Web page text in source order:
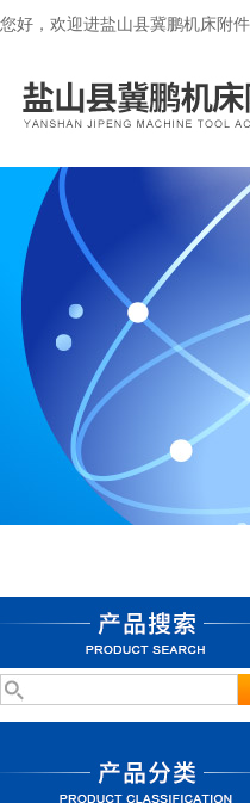
您好，欢迎进盐山县冀鹏机床附